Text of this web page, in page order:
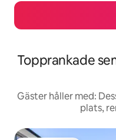
Topprankade
Gäster håller med:
plats,